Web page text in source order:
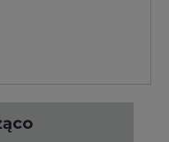
w tym
Państwu